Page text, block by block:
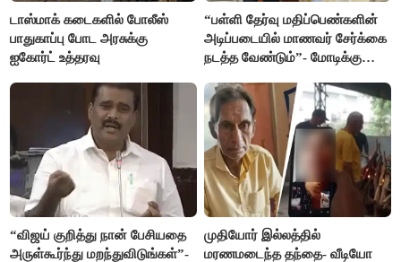
டாஸ்மாக் கடைகளில் போலீஸ்
பாதுகாப்பு போட அரசுக்கு
ஐகோர்ட் உத்தரவு
“பள்ளி தேர்வு மதிப்பெண்களின்
அடிப்படையில் மாணவர் சேர்க்கை
நடத்த வேண்டும்”- மோடிக்கு
“விஜய் குறித்து நான் பேசியதை
அருள்கூர்ந்து மறந்துவிடுங்கள்”-
முதியோர் இல்லத்தில்
மரணமடைந்த தந்தை- வீடியோ